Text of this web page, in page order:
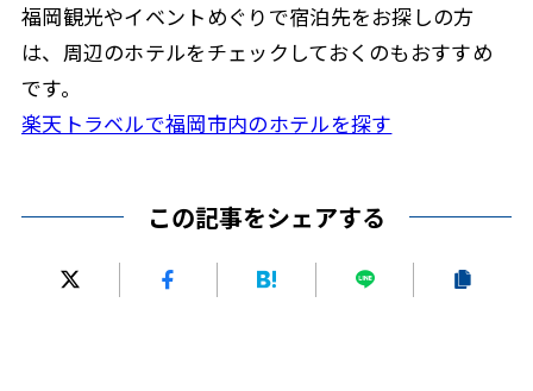
福岡観光やイベントめぐりで宿泊先をお探しの方
は、周辺のホテルをチェックしておくのもおすすめ
です。
楽天トラベルで福岡市内のホテルを探す
この記事をシェアする